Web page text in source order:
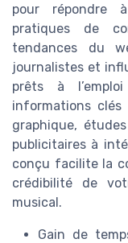
pour répondre
pratiques de
tendances du
journalistes et
prêts à
informations
graphique,
publicitaires à
conçu facilite la
crédibilité de
musical.
Gain de